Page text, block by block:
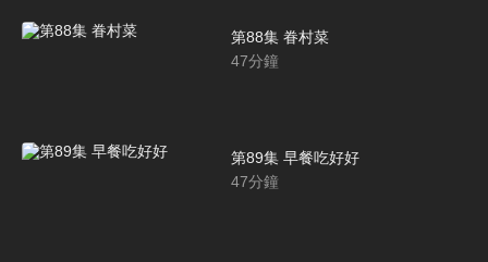
第88集 眷村菜
47分鐘
第89集 早餐吃好好
47分鐘